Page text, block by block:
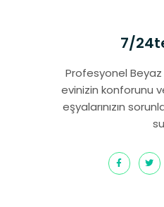
7/
Profesyonel Beyaz
evinizin konforunu
eşyalarınızın